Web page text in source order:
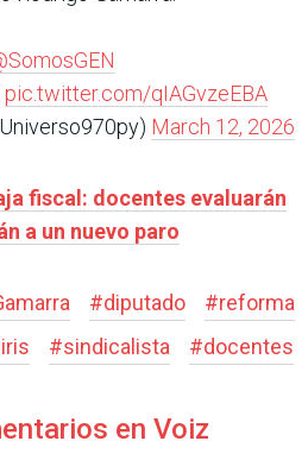
pic.twitter.com/qIAGvzeEBA
March 12, 2026
fiscal: docentes evaluarán
a un nuevo paro
#diputado #reforma
#sindicalista #docentes
en Voiz